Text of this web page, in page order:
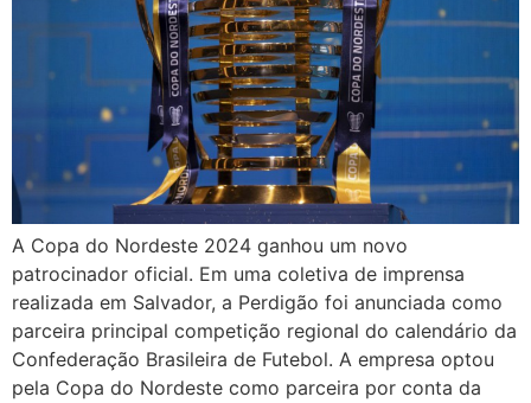
A Copa do Nordeste 2024 ganhou um novo
patrocinador oficial. Em uma coletiva de imprensa
realizada em Salvador, a Perdigão foi anunciada como
parceira principal competição regional do calendário da
Confederação Brasileira de Futebol. A empresa optou
pela Copa do Nordeste como parceira por conta da